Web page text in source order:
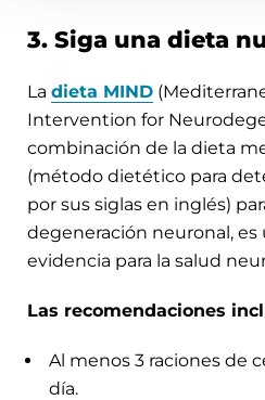
3. Siga una dieta
La dieta MIND
Intervention for
combinación de la dieta
(método dietético para
por sus siglas en inglés)
degeneración neuronal, es
evidencia para la salud
Las recomendaciones
Al menos 3 raciones de
día.